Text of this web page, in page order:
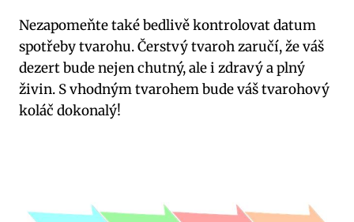
Nezapomeňte také bedlivě kontrolovat datum
spotřeby tvarohu. Čerstvý tvaroh zaručí, že váš
dezert bude nejen chutný, ale i zdravý a plný
živin. S vhodným tvarohem bude váš tvarohový
koláč dokonalý!